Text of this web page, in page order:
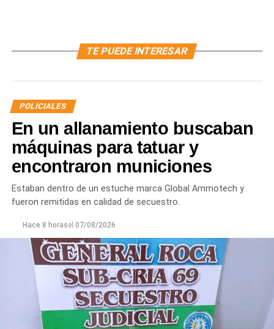
TE PUEDE INTERESAR
POLICIALES
En un allanamiento buscaban
máquinas para tatuar y
encontraron municiones
Estaban dentro de un estuche marca Global Ammotech y
fueron remitidas en calidad de secuestro.
Hace 8 horasel 07/08/2026